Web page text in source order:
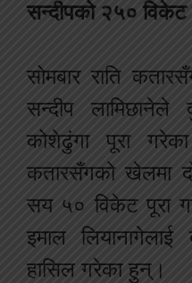
सन्दीपको २५० विकेट
सोमबार राति
सन्दीप
कोशेढुंगा पूरा
कतारसँगको खेलमा
सय ५० विकेट पूरा
इमाल
हासिल गरेका हुन्।